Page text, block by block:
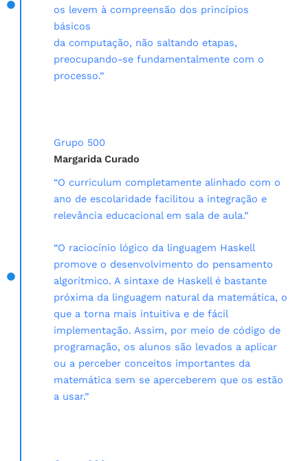
os levem à compreensão dos princípios
básicos
da computação, não saltando etapas,
preocupando-se fundamentalmente com o
processo.”
Grupo 500
Margarida Curado
“O curriculum completamente alinhado com o
ano de escolaridade facilitou a integração e
relevância educacional em sala de aula.”
“O raciocínio lógico da linguagem Haskell
promove o desenvolvimento do pensamento
algorítmico. A sintaxe de Haskell é bastante
próxima da linguagem natural da matemática, o
que a torna mais intuitiva e de fácil
implementação. Assim, por meio de código de
programação, os alunos são levados a aplicar
ou a perceber conceitos importantes da
matemática sem se aperceberem que os estão
a usar.”